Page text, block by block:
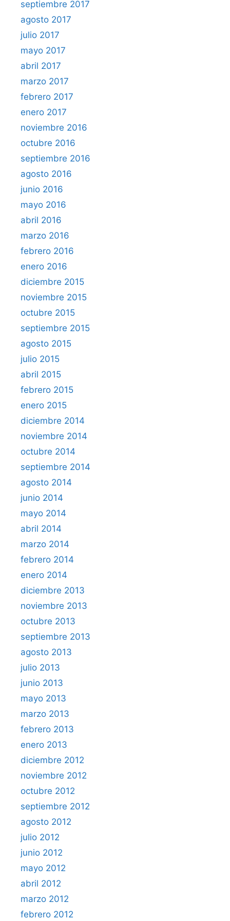
septiembre 2017
agosto 2017
julio 2017
mayo 2017
abril 2017
marzo 2017
febrero 2017
enero 2017
noviembre 2016
octubre 2016
septiembre 2016
agosto 2016
junio 2016
mayo 2016
abril 2016
marzo 2016
febrero 2016
enero 2016
diciembre 2015
noviembre 2015
octubre 2015
septiembre 2015
agosto 2015
julio 2015
abril 2015
febrero 2015
enero 2015
diciembre 2014
noviembre 2014
octubre 2014
septiembre 2014
agosto 2014
junio 2014
mayo 2014
abril 2014
marzo 2014
febrero 2014
enero 2014
diciembre 2013
noviembre 2013
octubre 2013
septiembre 2013
agosto 2013
julio 2013
junio 2013
mayo 2013
marzo 2013
febrero 2013
enero 2013
diciembre 2012
noviembre 2012
octubre 2012
septiembre 2012
agosto 2012
julio 2012
junio 2012
mayo 2012
abril 2012
marzo 2012
febrero 2012